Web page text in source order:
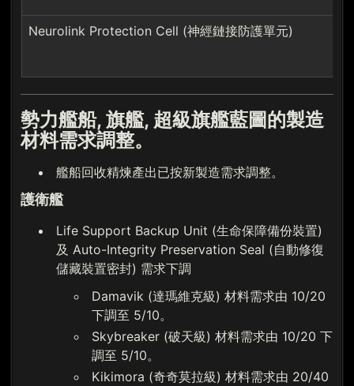
Neurolink Protection Cell (神經鏈接防護單元)
勢力艦船, 旗艦, 超級旗艦藍圖的製造
材料需求調整。
艦船回收精煉產出已按新製造需求調整。
護衛艦
Life Support Backup Unit (生命保障備份裝置)
及 Auto-Integrity Preservation Seal (自動修復
儲藏裝置密封) 需求下調
Damavik (達瑪維克級) 材料需求由 10/20
下調至 5/10。
Skybreaker (破天級) 材料需求由 10/20 下
調至 5/10。
Kikimora (奇奇莫拉級) 材料需求由 20/40